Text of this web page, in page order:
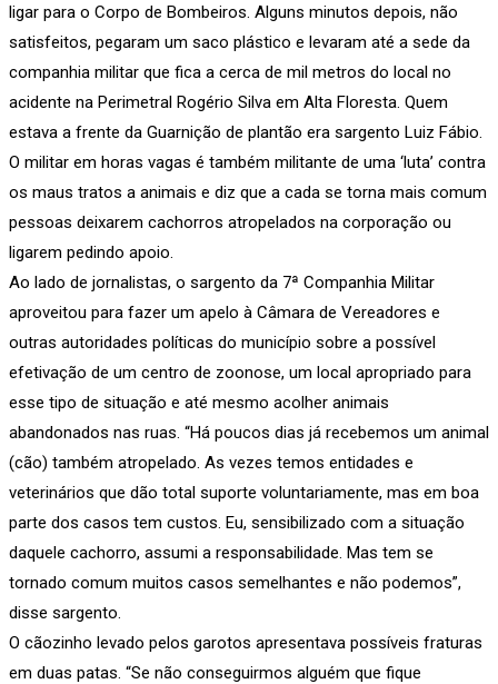
ligar para o Corpo de Bombeiros. Alguns minutos depois, não
satisfeitos, pegaram um saco plástico e levaram até a sede da
companhia militar que fica a cerca de mil metros do local no
acidente na Perimetral Rogério Silva em Alta Floresta. Quem
estava a frente da Guarnição de plantão era sargento Luiz Fábio.
O militar em horas vagas é também militante de uma ‘luta’ contra
os maus tratos a animais e diz que a cada se torna mais comum
pessoas deixarem cachorros atropelados na corporação ou
ligarem pedindo apoio.
Ao lado de jornalistas, o sargento da 7ª Companhia Militar
aproveitou para fazer um apelo à Câmara de Vereadores e
outras autoridades políticas do município sobre a possível
efetivação de um centro de zoonose, um local apropriado para
esse tipo de situação e até mesmo acolher animais
abandonados nas ruas. “Há poucos dias já recebemos um animal
(cão) também atropelado. As vezes temos entidades e
veterinários que dão total suporte voluntariamente, mas em boa
parte dos casos tem custos. Eu, sensibilizado com a situação
daquele cachorro, assumi a responsabilidade. Mas tem se
tornado comum muitos casos semelhantes e não podemos”,
disse sargento.
O cãozinho levado pelos garotos apresentava possíveis fraturas
em duas patas. “Se não conseguirmos alguém que fique